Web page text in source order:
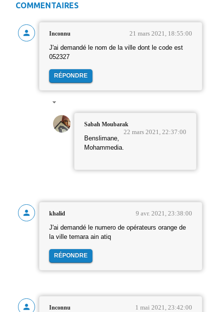
COMMENTAIRES
Inconnu 21 mars 2021, 18:55:00
J'ai demandé le nom de la ville dont le code est
052327
RÉPONDRE
Sabah Moubarak
22 mars 2021, 22:37:00
Benslimane,
Mohammedia.
khalid 9 avr. 2021, 23:38:00
J'ai demandé le numero de opérateurs orange de
la ville temara ain atiq
RÉPONDRE
Inconnu 1 mai 2021, 23:42:00